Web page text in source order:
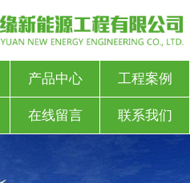
产品中心 工程案例
在线留言 联系我们